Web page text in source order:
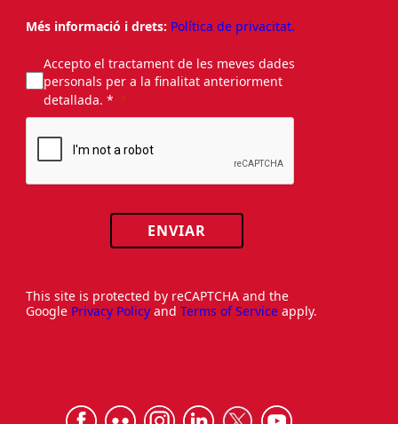
Més informació i drets: Política de privacitat.
Accepto el tractament de les meves dades
personals per a la finalitat anteriorment
detallada. *
ENVIAR
This site is protected by reCAPTCHA and the
Google Privacy Policy and Terms of Service apply.